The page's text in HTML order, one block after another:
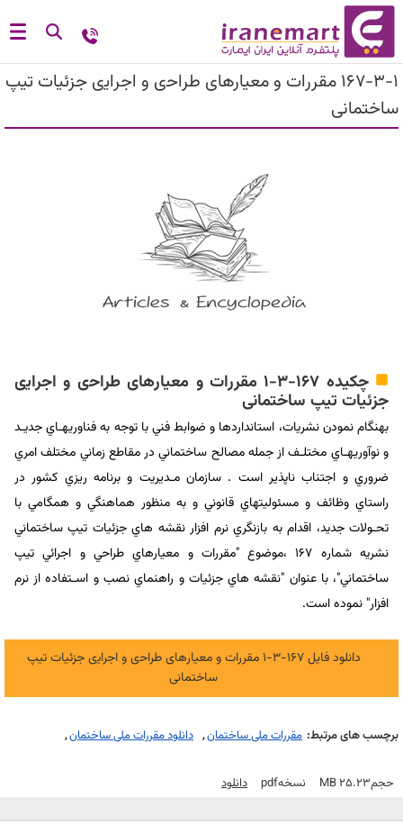
167-3-1 ﻣﻘﺮرات و ﻣﻌﻴﺎرﻫﺎی ﻃﺮاﺣی و اﺟﺮاﻳی ﺟﺰﺋﻴﺎت ﺗﻴﭗ
ﺳﺎﺧﺘﻤﺎنی
چکیده 167-3-1 ﻣﻘﺮرات و ﻣﻌﻴﺎرﻫﺎی ﻃﺮاﺣی و اﺟﺮاﻳی
ﺟﺰﺋﻴﺎت ﺗﻴﭗ ﺳﺎﺧﺘﻤﺎنی
بهنگام نمودن نشريات، استانداردها و ضوابط فني با توجه به فناوريهـاي جديـد
و نوآوريهـاي مختلـف از جمله مصالح ساختماني در مقاطع زماني مختلف امري
ضروري و اجتناب ناپذير است . سازمان مـديريت و برنامه ريزي كشور در
راستاي وظائف و مسئوليتهاي قانوني و به منظور هماهنگي و همگامي با
تحـولات جديد، اقدام به بازنگري نرم افزار نقشه هاي جزئيات تيپ ساختماني
نشريه شماره 167 ،موضوع "مقررات و معيارهاي طراحي و اجرائي تيپ
ساختماني"، با عنوان "نقشه هاي جزئيات و راهنماي نصب و اسـتفاده از نرم
افزار" نموده است.
دانلود فایل 167-3-1 ﻣﻘﺮرات و ﻣﻌﻴﺎرﻫﺎی ﻃﺮاﺣی و اﺟﺮاﻳی ﺟﺰﺋﻴﺎت ﺗﻴﭗ
ﺳﺎﺧﺘﻤﺎنی
برچسب های مرتبط: مقررات ملی ساختمان دانلود مقررات ملی ساختمان
حجم25.23 MB نسخهPdf دانلود